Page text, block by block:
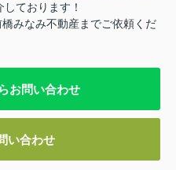
ております！
みなみ不動産までご依頼くだ
お問い合わせ
い合わせ